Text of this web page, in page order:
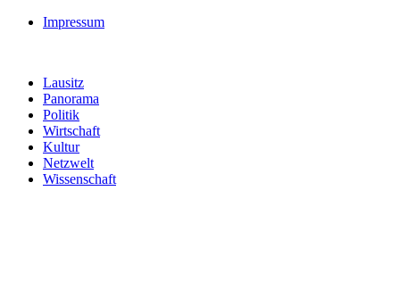
Impressum
Lausitz
Panorama
Politik
Wirtschaft
Kultur
Netzwelt
Wissenschaft